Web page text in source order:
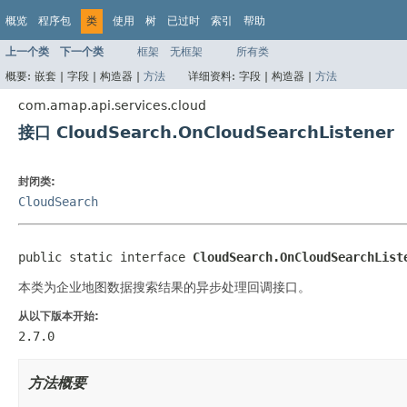
概览 程序包 类 使用 树 已过时 索引 帮助
上一个类 下一个类 框架 无框架
所有类
概要: 嵌套 | 字段 | 构造器 | 方法 详细资料: 字段 | 构造器 | 方法
com.amap.api.services.cloud
接口 CloudSearch.OnCloudSearchListener
封闭类:
CloudSearch
public static interface
本类为企业地图数据搜索结果的异步处理回调接口。
从以下版本开始:
2.7.0
方法概要